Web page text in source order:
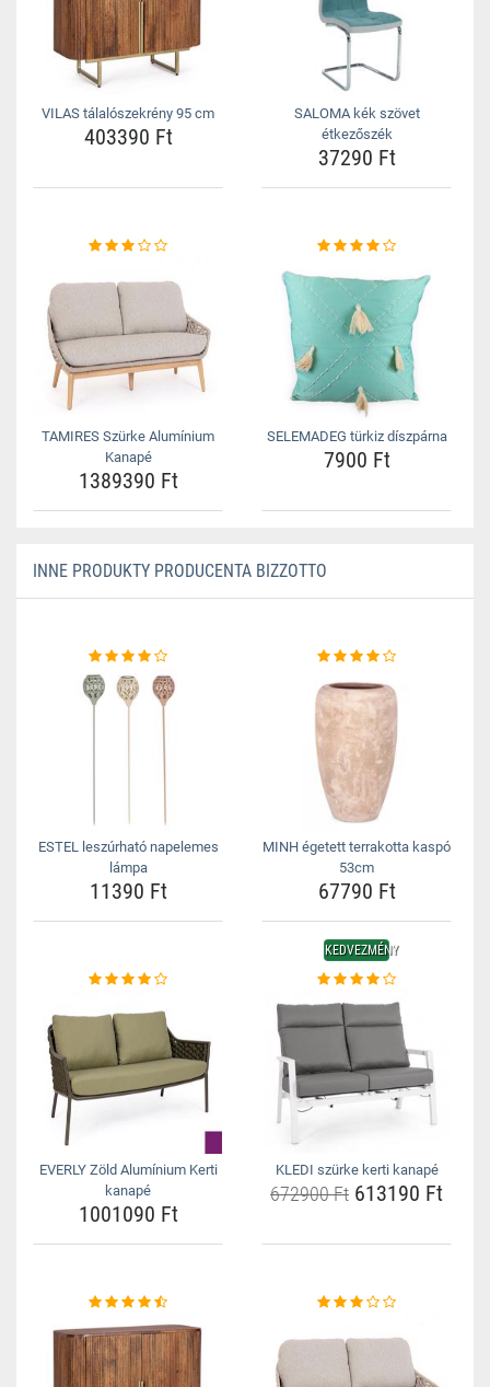
VILAS tálalószekrény 95 cm
403390 Ft
SALOMA kék szövet
étkezőszék
37290 Ft
TAMIRES Szürke Alumínium
Kanapé
1389390 Ft
SELEMADEG türkiz díszpárna
7900 Ft
INNE PRODUKTY PRODUCENTA BIZZOTTO
ESTEL leszúrható napelemes
lámpa
11390 Ft
MINH égetett terrakotta kaspó
53cm
67790 Ft
EVERLY Zöld Alumínium Kerti
kanapé
1001090 Ft
KEDVEZMÉNY
KLEDI szürke kerti kanapé
672900 Ft 613190 Ft